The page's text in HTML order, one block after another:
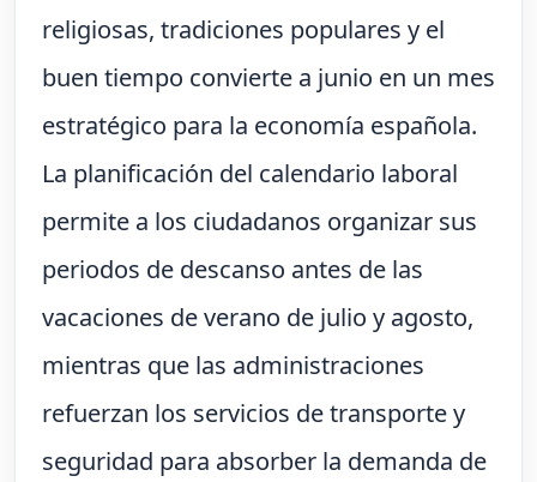
religiosas, tradiciones populares y el
buen tiempo convierte a junio en un mes
estratégico para la economía española.
La planificación del calendario laboral
permite a los ciudadanos organizar sus
periodos de descanso antes de las
vacaciones de verano de julio y agosto,
mientras que las administraciones
refuerzan los servicios de transporte y
seguridad para absorber la demanda de